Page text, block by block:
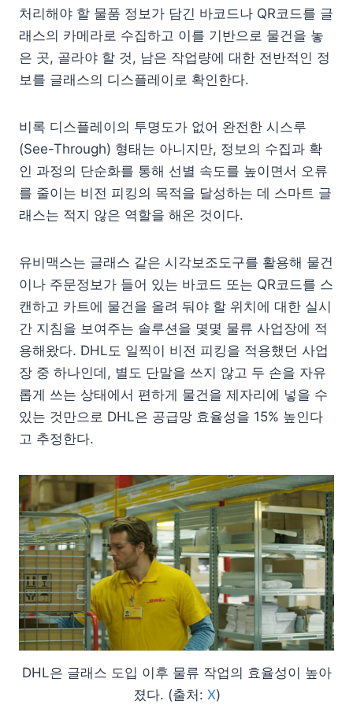
처리해야 할 물품 정보가 담긴 바코드나 QR코드를 글
래스의 카메라로 수집하고 이를 기반으로 물건을 놓
은 곳, 골라야 할 것, 남은 작업량에 대한 전반적인 정
보를 글래스의 디스플레이로 확인한다.
비록 디스플레이의 투명도가 없어 완전한 시스루
(See-Through) 형태는 아니지만, 정보의 수집과 확
인 과정의 단순화를 통해 선별 속도를 높이면서 오류
를 줄이는 비전 피킹의 목적을 달성하는 데 스마트 글
래스는 적지 않은 역할을 해온 것이다.
유비맥스는 글래스 같은 시각보조도구를 활용해 물건
이나 주문정보가 들어 있는 바코드 또는 QR코드를 스
캔하고 카트에 물건을 올려 둬야 할 위치에 대한 실시
간 지침을 보여주는 솔루션을 몇몇 물류 사업장에 적
용해왔다. DHL도 일찍이 비전 피킹을 적용했던 사업
장 중 하나인데, 별도 단말을 쓰지 않고 두 손을 자유
롭게 쓰는 상태에서 편하게 물건을 제자리에 넣을 수
있는 것만으로 DHL은 공급망 효율성을 15% 높인다
고 추정한다.
DHL은 글래스 도입 이후 물류 작업의 효율성이 높아
졌다. (출처: X)